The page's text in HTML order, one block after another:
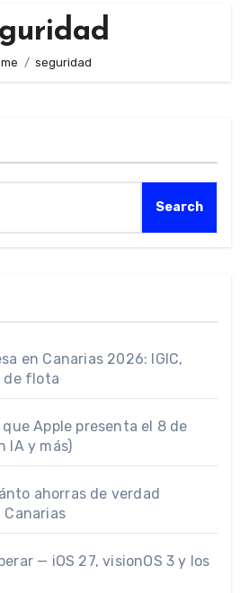
seguridad
Search
en Canarias 2026: IGIC,
de flota
Apple presenta el 8 de
IA y más)
ahorras de verdad
Canarias
— iOS 27, visionOS 3 y los